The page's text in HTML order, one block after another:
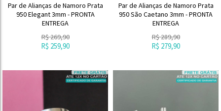
Par de Alianças de Namoro Prata
950 Elegant 3mm - PRONTA
ENTREGA
R$269,90
R$ 259,90
Par de Alianças de Namoro Prata
950 São Caetano 3mm - PRONTA
ENTREGA
R$289,90
R$ 279,90